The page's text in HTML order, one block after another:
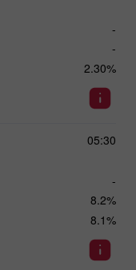
-
-
2.30%
05:30
-
8.2%
8.1%